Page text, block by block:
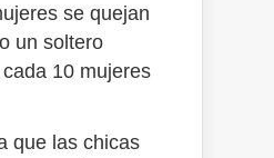
se quejan
un soltero
10 mujeres
que las chicas